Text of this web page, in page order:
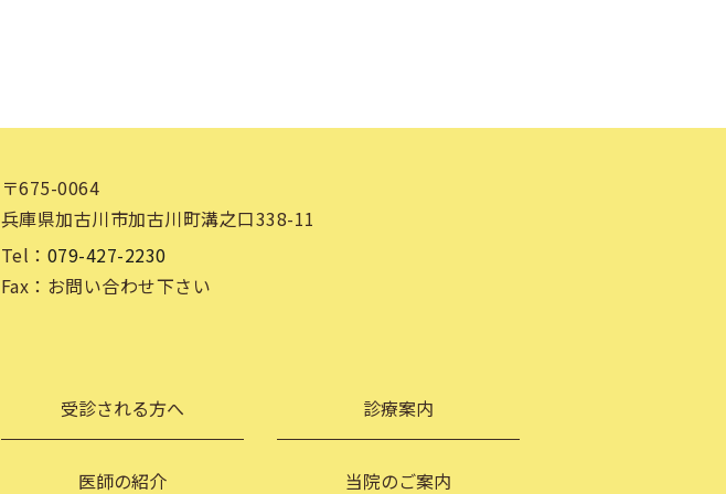
〒675-0064
兵庫県加古川市加古川町溝之口338-11
Tel： 079-427-2230
Fax： お問い合わせ下さい
受診される方へ 診療案内
医師の紹介 当院のご案内